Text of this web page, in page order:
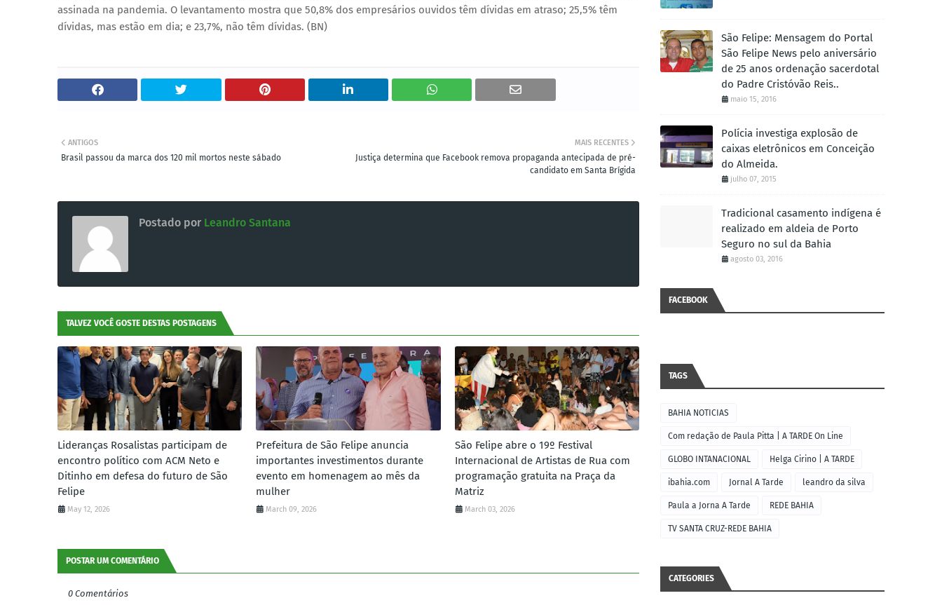
assinada na pandemia. O levantamento mostra que 50,8% dos empresários ouvidos têm dívidas em atraso; 25,5% têm
dívidas, mas estão em dia; e 23,7%, não têm dívidas. (BN)
MAIS RECENTES
Justiça determina que Facebook remova propaganda antecipada de pré-
candidato em Santa Brígida
ANTIGOS
Brasil passou da marca dos 120 mil mortos neste sábado
Postado por Leandro Santana
TALVEZ VOCÊ GOSTE DESTAS POSTAGENS
Lideranças Rosalistas participam de
encontro político com ACM Neto e
Ditinho em defesa do futuro de São
Felipe
May 12, 2026
Prefeitura de São Felipe anuncia
importantes investimentos durante
evento em homenagem ao mês da
mulher
March 09, 2026
São Felipe abre o 19º Festival
Internacional de Artistas de Rua com
programação gratuita na Praça da
Matriz
March 03, 2026
POSTAR UM COMENTÁRIO
0 Comentários
São Felipe: Mensagem do Portal
São Felipe News pelo aniversário
de 25 anos ordenação sacerdotal
do Padre Cristóvão Reis..
maio 15, 2016
Polícia investiga explosão de
caixas eletrônicos em Conceição
do Almeida.
julho 07, 2015
Tradicional casamento indígena é
realizado em aldeia de Porto
Seguro no sul da Bahia
agosto 03, 2016
FACEBOOK
TAGS
BAHIA NOTICIAS
Com redação de Paula Pitta | A TARDE On Line
GLOBO INTANACIONAL Helga Cirino | A TARDE
ibahia.com Jornal A Tarde leandro da silva
Paula a Jorna A Tarde REDE BAHIA
TV SANTA CRUZ-REDE BAHIA
CATEGORIES